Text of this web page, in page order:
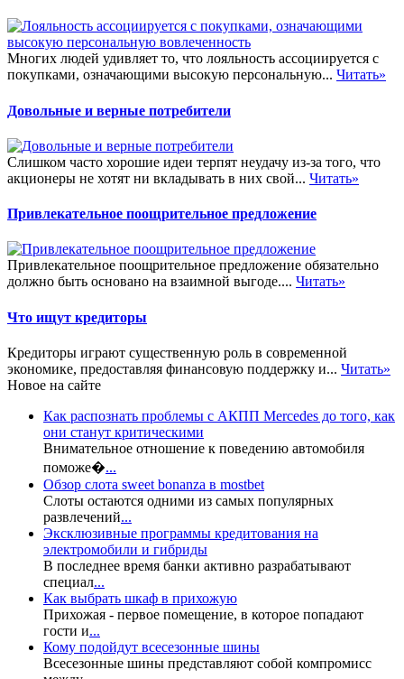
Многих людей удивляет то, что лояльность ассоциируется с
покупками, означающими высокую персональную... Читать»
Довольные и верные потребители
Слишком часто хорошие идеи терпят неудачу из-за того, что
акционеры не хотят ни вкладывать в них свой... Читать»
Привлекательное поощрительное предложение
Привлекательное поощрительное предложение обязательно
должно быть основано на взаимной выгоде.... Читать»
Что ищут кредиторы
Кредиторы играют существенную роль в современной
экономике, предоставляя финансовую поддержку и... Читать»
Новое на сайте
Как распознать проблемы с АКПП Mercedes до того, как
они станут критическими
Внимательное отношение к поведению автомобиля
поможе�...
Обзор слота sweet bonanza в mostbet
Слоты остаются одними из самых популярных
развлечений...
Эксклюзивные программы кредитования на
электромобили и гибриды
В последнее время банки активно разрабатывают
специал...
Как выбрать шкаф в прихожую
Прихожая - первое помещение, в которое попадают
гости и...
Кому подойдут всесезонные шины
Всесезонные шины представляют собой компромисс